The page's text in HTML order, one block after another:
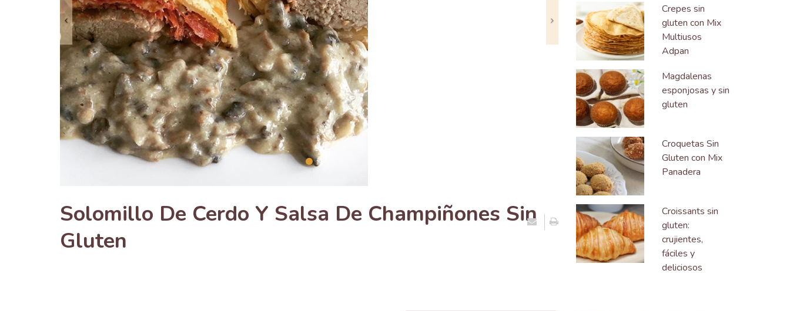
Solomillo De Cerdo Y Salsa De Champiñones Sin
Gluten
Crepes sin
gluten con Mix
Multiusos
Adpan
Magdalenas
esponjosas y sin
gluten
Croquetas Sin
Gluten con Mix
Panadera
Croissants sin
gluten:
crujientes,
fáciles y
deliciosos